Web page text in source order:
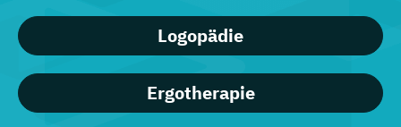
Logopädie
Ergotherapie